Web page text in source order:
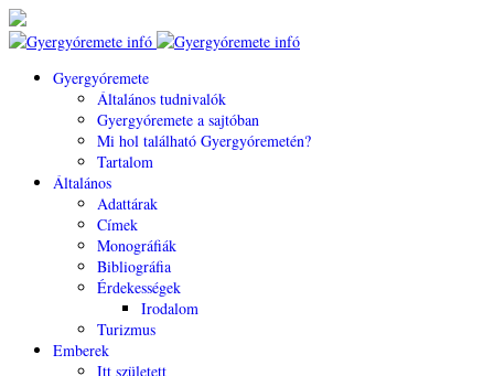
Gyergyóremete
Általános tudnivalók
Gyergyóremete a sajtóban
Mi hol található Gyergyóremetén?
Tartalom
Általános
Adattárak
Címek
Monográfiák
Bibliográfia
Érdekességek
Irodalom
Turizmus
Emberek
Itt született